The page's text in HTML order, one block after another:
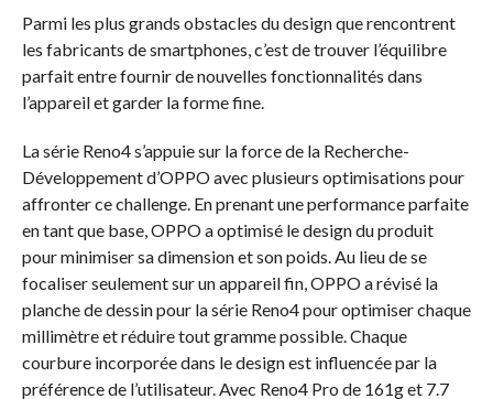
Parmi les plus grands obstacles du design que rencontrent
les fabricants de smartphones, c’est de trouver l’équilibre
parfait entre fournir de nouvelles fonctionnalités dans
l’appareil et garder la forme fine.
La série Reno4 s’appuie sur la force de la Recherche-
Développement d’OPPO avec plusieurs optimisations pour
affronter ce challenge. En prenant une performance parfaite
en tant que base, OPPO a optimisé le design du produit
pour minimiser sa dimension et son poids. Au lieu de se
focaliser seulement sur un appareil fin, OPPO a révisé la
planche de dessin pour la série Reno4 pour optimiser chaque
millimètre et réduire tout gramme possible. Chaque
courbure incorporée dans le design est influencée par la
préférence de l’utilisateur. Avec Reno4 Pro de 161g et 7.7